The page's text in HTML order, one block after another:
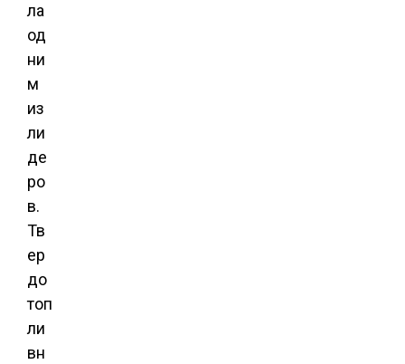
ла
од
ни
м
из
ли
де
ро
в.
Тв
ер
до
топ
ли
вн